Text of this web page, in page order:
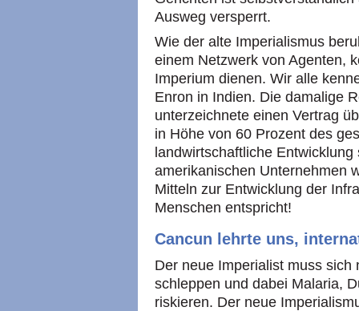
Ausweg versperrt.
Wie der alte Imperialismus
einem Netzwerk von Agenten,
Imperium dienen. Wir alle
Enron in Indien. Die damalige
unterzeichnete einen Vertrag
in Höhe von 60 Prozent des
landwirtschaftliche
amerikanischen Unternehmen
Mitteln zur Entwicklung der
Menschen entspricht!
Cancun lehrte uns,
Der neue Imperialist muss
schleppen und dabei Malaria,
riskieren. Der neue